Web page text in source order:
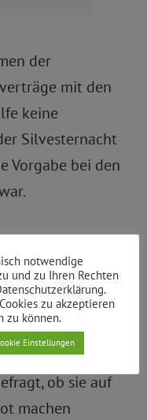
der
mit den
keine
Silvesternacht
Vorgabe bei den
und
Angebot?
ob sie auf
machen
notwendige
und zu Ihren Rechten
zu akzeptieren
zu können.
Einstellungen